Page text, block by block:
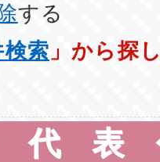
する
索 」から探
代